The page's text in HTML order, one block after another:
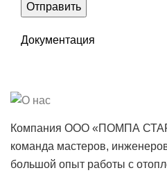
Документация
Компания ООО «ПОМПА
команда мастеров,
большой опыт работы с